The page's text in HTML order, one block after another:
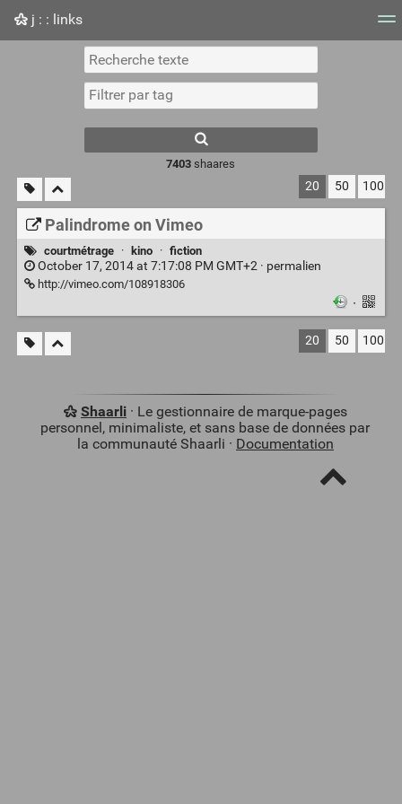
j : : links
Nuage de tags Mur d'images
7403 shaares
20 50 100
Palindrome on Vimeo
courtmétrage · kino · fiction
October 17, 2014 at 7:17:08 PM GMT+2 · permalien
http://vimeo.com/108918306
·
20 50 100
Shaarli· Le gestionnaire de marque-pages
personnel, minimaliste, et sans base de données par
la communauté Shaarli · Documentation